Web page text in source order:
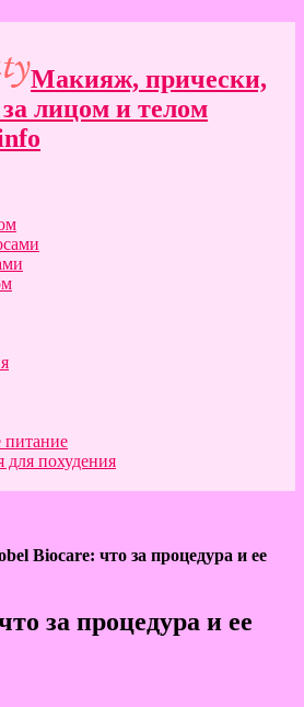
Макияж, прически,
лицом и телом
питание
похудения
Biocare: что за процедура и ее
за процедура и ее